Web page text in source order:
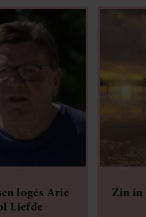
logés Arie
Liefde
Zin in